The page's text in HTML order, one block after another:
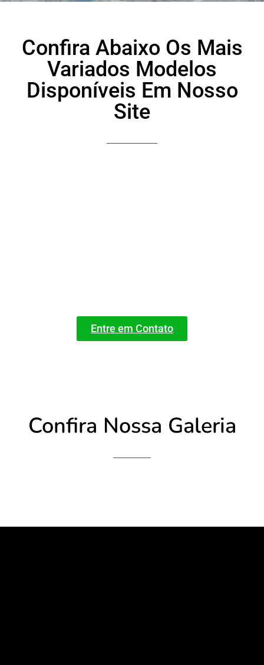
Confira Abaixo Os Mais
Variados Modelos
Disponíveis Em Nosso
Site
Entre em Contato
Confira Nossa Galeria